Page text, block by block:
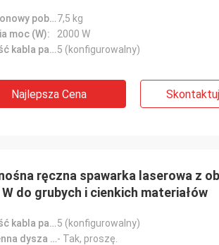
Znamionowy pobór mocy (kW):7,5 kg
moc (W):
2000 W
Długość kabla pancerza (m):5 (konfigurowalny)
Najlepsza Cena
ręczna spawarka laserowa z
W do grubych i cienkich materiałów
Długość kabla pancerza (m):5 (konfigurowalny)
Wymienna dysza spawalnicza:- Tak, proszę.